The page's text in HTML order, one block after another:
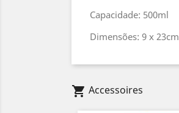
Capacidade: 500ml
Dimensões: 9 x 23cm
shopping_cart Accessoires